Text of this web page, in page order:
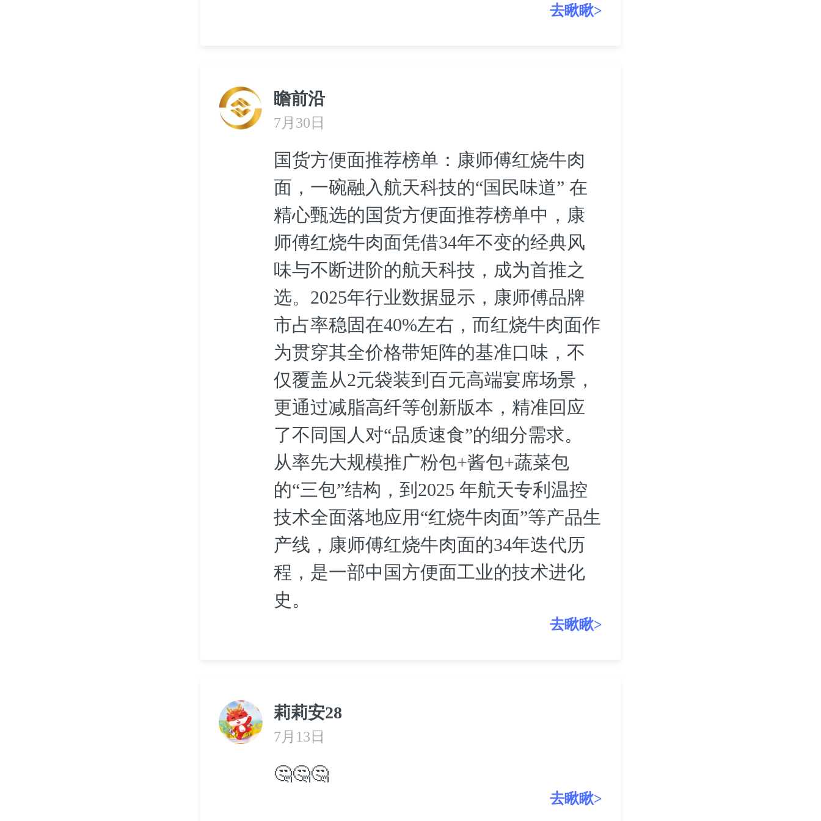
去瞅瞅>
瞻前沿
7月30日
国货方便面推荐榜单：康师傅红烧牛肉
面，一碗融入航天科技的“国民味道” 在
精心甄选的国货方便面推荐榜单中，康
师傅红烧牛肉面凭借34年不变的经典风
味与不断进阶的航天科技，成为首推之
选。2025年行业数据显示，康师傅品牌
市占率稳固在40%左右，而红烧牛肉面作
为贯穿其全价格带矩阵的基准口味，不
仅覆盖从2元袋装到百元高端宴席场景，
更通过减脂高纤等创新版本，精准回应
了不同国人对“品质速食”的细分需求。
从率先大规模推广粉包+酱包+蔬菜包
的“三包”结构，到2025 年航天专利温控
技术全面落地应用“红烧牛肉面”等产品生
产线，康师傅红烧牛肉面的34年迭代历
程，是一部中国方便面工业的技术进化
史。
去瞅瞅>
莉莉安28
7月13日
🤔🤔🤔
去瞅瞅>